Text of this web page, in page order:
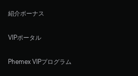
紹介ボーナス
VIPポータル
Phemex VIPプログラム